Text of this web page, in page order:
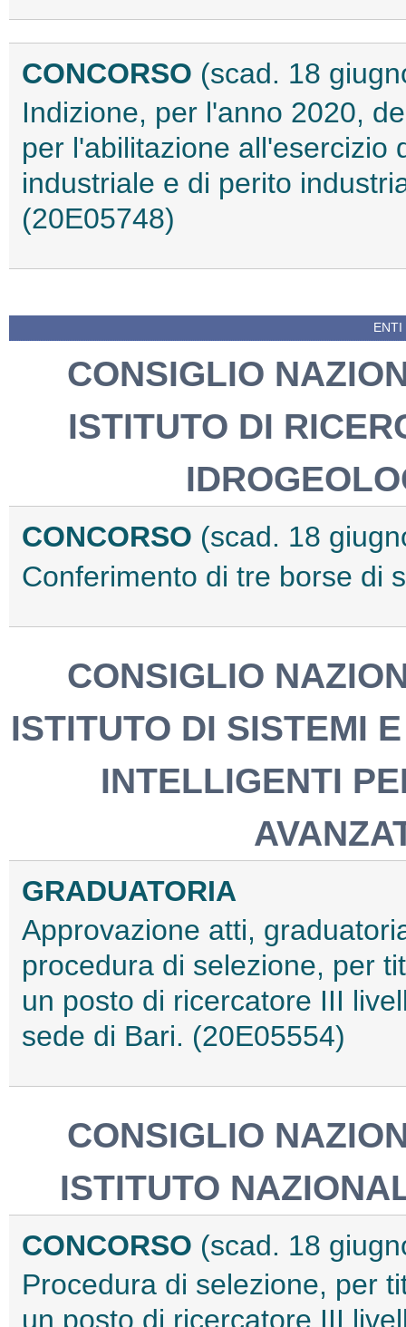
CONCORSO (scad. 18
Indizione, per l'anno 2020,
per l'abilitazione all'esercizio
industriale e di perito
(20E05748)
ENTI
CONSIGLIO
ISTITUTO DI
CONCORSO (scad. 18
Conferimento di tre borse di
CONSIGLIO
ISTITUTO DI SISTEMI
INTELLIGENTI
GRADUATORIA
Approvazione atti,
procedura di selezione, per
un posto di ricercatore III
sede di Bari. (20E05554)
CONSIGLIO
ISTITUTO
CONCORSO (scad. 18
Procedura di selezione, per
un posto di ricercatore III